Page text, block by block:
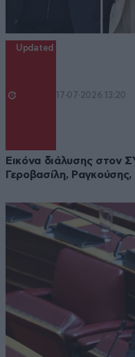
Updated
17·07·2026 13:20
Εικόνα διάλυσης στον
Γεροβασίλη,